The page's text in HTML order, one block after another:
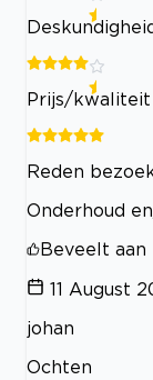
Prijs/kwaliteit
Reden
Onderhoud
Beveelt aan
11 August
johan
Ochten